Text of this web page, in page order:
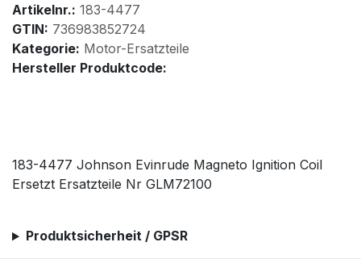
Artikelnr.: 183-4477
GTIN: 736983852724
Kategorie: Motor-Ersatzteile
Hersteller Produktcode:
183-4477 Johnson Evinrude Magneto Ignition Coil
Ersetzt Ersatzteile Nr GLM72100
Produktsicherheit / GPSR